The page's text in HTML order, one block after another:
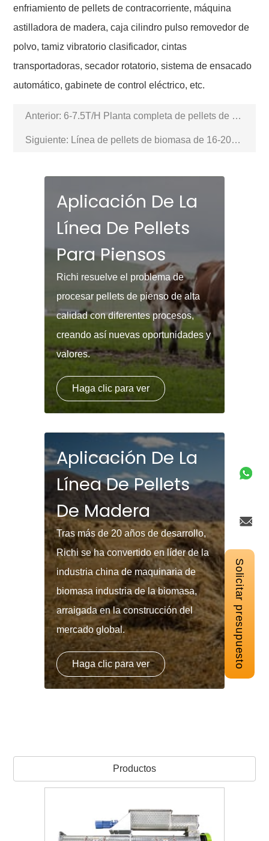
enfriamiento de pellets de contracorriente, máquina
astilladora de madera, caja cilindro pulso removedor de
polvo, tamiz vibratorio clasificador, cintas
transportadoras, secador rotatorio, sistema de ensacado
automático, gabinete de control eléctrico, etc.
Anterior: 6-7.5T/H Planta completa de pellets de madera
Siguiente: Línea de pellets de biomasa de 16-20T/H
Aplicación De La
Línea De Pellets
Para Piensos
Richi resuelve el problema de
procesar pellets de pienso de alta
calidad con diferentes procesos,
creando así nuevas oportunidades y
valores.
Haga clic para ver
Aplicación De La
Línea De Pellets
De Madera
Tras más de 20 años de desarrollo,
Richi se ha convertido en líder de la
industria china de maquinaria de
biomasa industria de la biomasa,
arraigada en la construcción del
mercado global.
Haga clic para ver
Productos
Solicitar presupuesto